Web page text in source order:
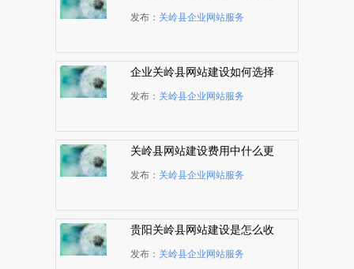
发布： 关岭县企业网站服务
企业关岭县网站建设如何选择
发布： 关岭县企业网站服务
关岭县网站建设费用中什么更
发布： 关岭县企业网站服务
贵阳关岭县网站建设是怎么收
发布： 关岭县企业网站服务